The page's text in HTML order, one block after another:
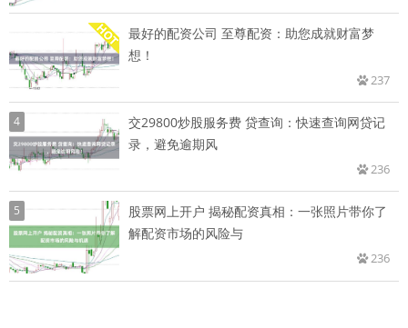
最好的配资公司 至尊配资：助您成就财富梦
想！
237
4
交29800炒股服务费 贷查询：快速查询网贷记
录，避免逾期风
236
5
股票网上开户 揭秘配资真相：一张照片带你了
解配资市场的风险与
236